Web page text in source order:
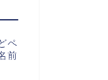
ペ
前